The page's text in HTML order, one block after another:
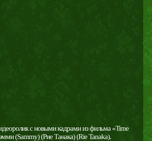
с новыми кадрами из фильма «Time
(Sammy) (Рие Танака) (Rie Tanaka).